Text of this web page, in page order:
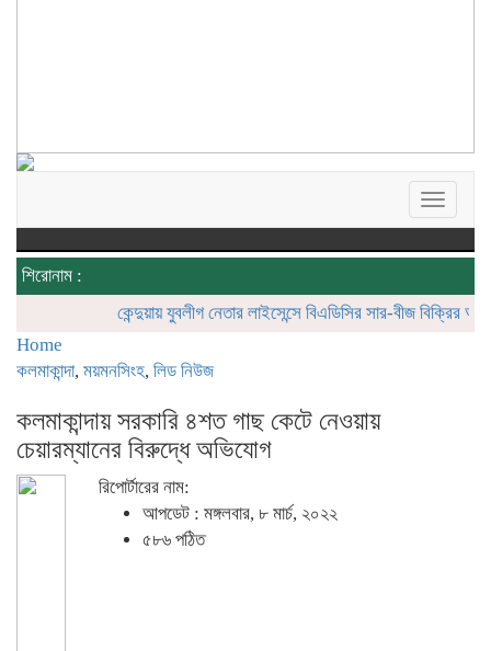
Toggle
শিরোনাম :
কেন্দুয়ায় যুবলীগ নেতার লাইসেন্সে বিএডিসির সার-বীজ বিক্রির অভিযোগ
Home
কলমাকান্দা, ময়মনসিংহ, লিড নিউজ
কলমাকান্দায় সরকারি ৪শত গাছ কেটে নেওয়ায়
চেয়ারম্যানের বিরুদ্ধে অভিযোগ
রিপোর্টারের নাম:
আপডেট : মঙ্গলবার, ৮ মার্চ, ২০২২
৫৮৬ পঠিত